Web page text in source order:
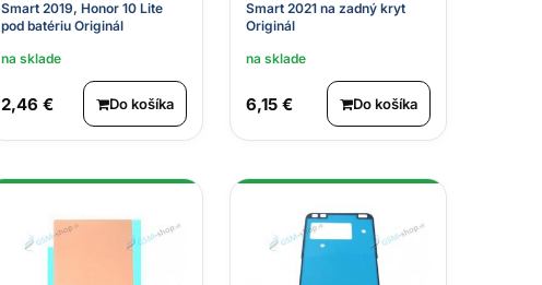
Smart 2019, Honor 10 Lite
pod batériu Originál
na sklade
2,46 € Do košíka
Smart 2021 na zadný kryt
Originál
na sklade
6,15 € Do košíka